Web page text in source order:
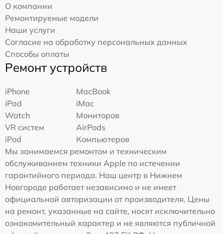
О компании
Ремонтируемые модели
Наши услуги
Согласие на обработку персональных данных
Способы оплаты
Ремонт устройств
iPhone
MacBook
iPad
iMac
Watch
Мониторов
VR систем
AirPods
iPod
Компьютеров
Мы занимаемся ремонтом и техническим
обслуживанием техники Apple по истечении
гарантийного периода. Наш центр в Нижнем
Новгороде работает независимо и не имеет
официальной авторизации от производителя. Цены
на ремонт, указанные на сайте, носят исключительно
ознакомительный характер и не являются публичной